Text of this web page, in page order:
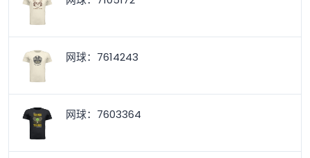
网球：7614243
网球：7603364